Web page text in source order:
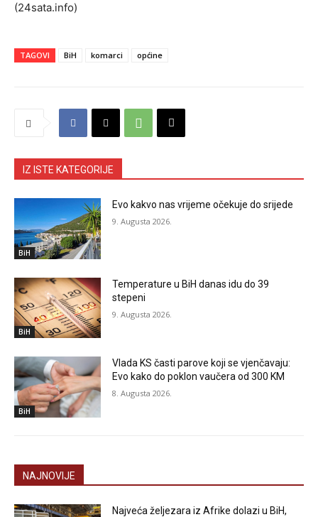
(24sata.info)
TAGOVI BiH komarci općine
IZ ISTE KATEGORIJE
BiH
Evo kakvo nas vrijeme očekuje do srijede
9. Augusta 2026.
BiH
Temperature u BiH danas idu do 39
stepeni
9. Augusta 2026.
BiH
Vlada KS časti parove koji se vjenčavaju:
Evo kako do poklon vaučera od 300 KM
8. Augusta 2026.
NAJNOVIJE
Najveća željezara iz Afrike dolazi u BiH,